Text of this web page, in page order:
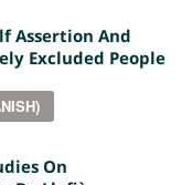
Assertion And
Excluded People
On